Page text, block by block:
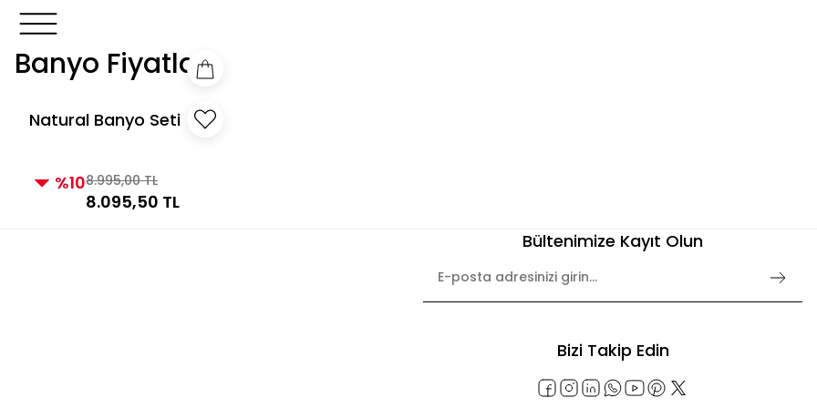
3000 TL ve Üzeri Alışverişlerde Kargo Bedava!
3000 TL ve Üzeri
3000 TL ve Üzeri Alışverişlerde Kargo Bedava!
Banyo Fiyatları
Natural Banyo Seti
%108.995,00 TL
8.095,50 TL
Bültenimize Kayıt Olun
Bizi Takip Edin